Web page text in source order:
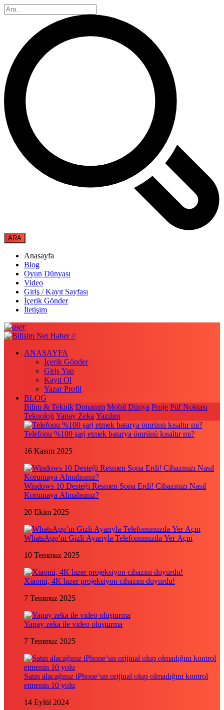
Anasayfa
Blog
Oyun Dünyası
Video
Giriş / Kayıt Sayfası
İçerik Gönder
İletişim
ANASAYFA
İçerik Gönder
Giriş Yap
Kayıt Ol
Yazar Profil
BLOG
Bilim & Teknik Donanım Mobil Dünya Proje Püf Noktası
Teknoloji Yapay Zeka Yazılım
Telefonu %100 şarj etmek batarya ömrünü kısaltır mı?
16 Kasım 2025
Windows 10 Desteği Resmen Sona Erdi! Cihazınızı Nasıl
Korumaya Almalısınız?
20 Ekim 2025
WhatsApp’ın Gizli Ayarıyla Telefonunuzda Yer Açın
10 Temmuz 2025
Xiaomi, 4K lazer projeksiyon cihazını duyurdu!
7 Temmuz 2025
Yapay zeka ile video oluşturma
7 Temmuz 2025
Satın alacağınız iPhone’un orijinal olup olmadığını kontrol
etmenin 10 yolu
14 Eylül 2024